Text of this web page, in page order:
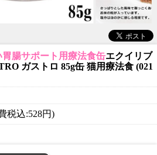
腸サポート用療法食缶エクイリブ
ガストロ 85g缶 猫用療法食 (021
税込:528円)